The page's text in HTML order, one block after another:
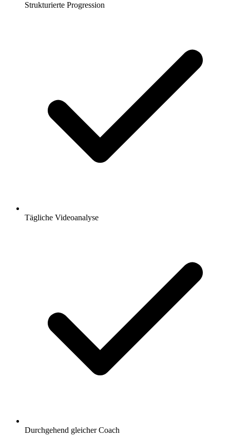
Strukturierte Progression
Tägliche Videoanalyse
Durchgehend gleicher Coach